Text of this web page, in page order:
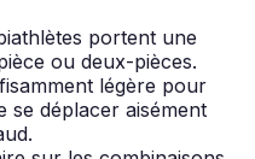
portent une
ou deux-pièces.
légère pour
se déplacer aisément